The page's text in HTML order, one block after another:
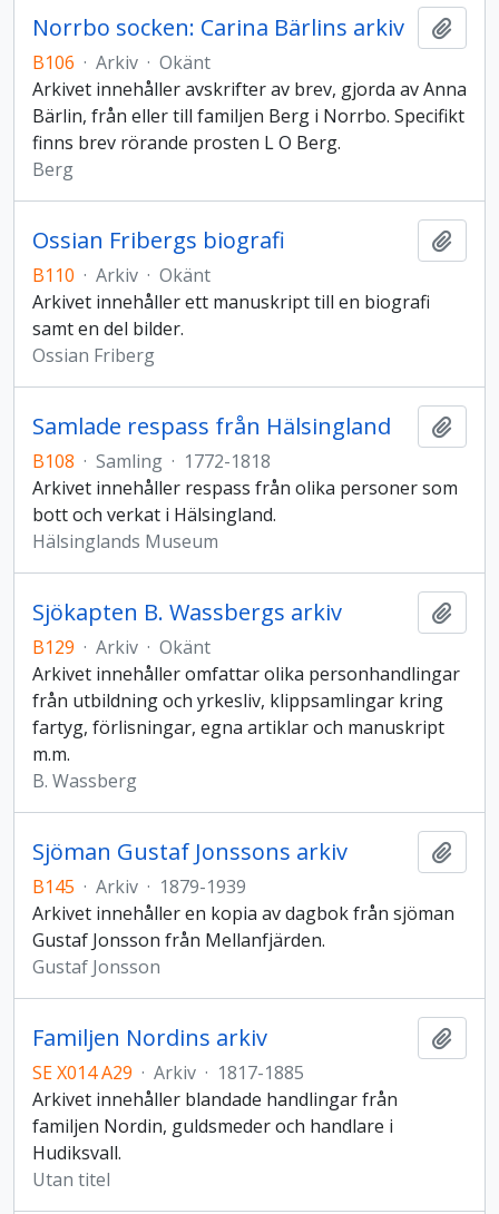
Norrbo socken: Carina Bärlins arkiv
B106 · Arkiv · Okänt
Arkivet innehåller avskrifter av brev, gjorda av Anna
Bärlin, från eller till familjen Berg i Norrbo. Specifikt
finns brev rörande prosten L O Berg.
Berg
Ossian Fribergs biografi
B110 · Arkiv · Okänt
Arkivet innehåller ett manuskript till en biografi
samt en del bilder.
Ossian Friberg
Samlade respass från Hälsingland
B108 · Samling · 1772-1818
Arkivet innehåller respass från olika personer som
bott och verkat i Hälsingland.
Hälsinglands Museum
Sjökapten B. Wassbergs arkiv
B129 · Arkiv · Okänt
Arkivet innehåller omfattar olika personhandlingar
från utbildning och yrkesliv, klippsamlingar kring
fartyg, förlisningar, egna artiklar och manuskript
m.m.
B. Wassberg
Sjöman Gustaf Jonssons arkiv
B145 · Arkiv · 1879-1939
Arkivet innehåller en kopia av dagbok från sjöman
Gustaf Jonsson från Mellanfjärden.
Gustaf Jonsson
Familjen Nordins arkiv
SE X014 A29 · Arkiv · 1817-1885
Arkivet innehåller blandade handlingar från
familjen Nordin, guldsmeder och handlare i
Hudiksvall.
Utan titel